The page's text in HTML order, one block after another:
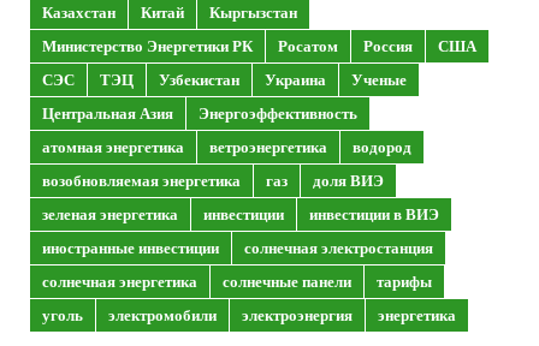
Казахстан
Китай
Кыргызстан
Министерство Энергетики РК
Росатом Россия
США
СЭС
ТЭЦ Узбекистан Украина
Ученые
Центральная Азия
Энергоэффективность
атомная энергетика
ветроэнергетика
водород
возобновляемая энергетика
газ
доля ВИЭ
зеленая энергетика
инвестиции
инвестиции в ВИЭ
иностранные инвестиции
солнечная электростанция
солнечная энергетика
солнечные панели
тарифы
уголь
электромобили электроэнергия энергетика